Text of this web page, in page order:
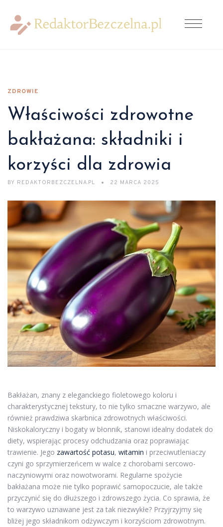
ZDROWIE
Właściwości zdrowotne
bakłażana: składniki i
korzyści dla zdrowia
BY REDAKTORBEZCZELNA.PL 22 MARCA 2025
Bakłażan, znany z eleganckiego fioletowego koloru i
charakterystycznej tekstury, to nie tylko smaczne warzywo, ale
również prawdziwa skarbnica zdrowotnych właściwości.
Niskokaloryczny i bogaty w błonnik, stanowi idealny dodatek do
diety, wspierając procesy odchudzania oraz poprawiając
trawienie. Jego zawartość potasu, witamin i przeciwutleniaczy
czyni go sprzymierzeńcem w walce z chorobami sercowo-
naczyniowymi oraz nowotworami. Regularne spożycie
bakłażana może nie tylko poprawić samopoczucie, ale także
przyczynić się do dłuższego i zdrowszego życia. Co sprawia, że
to warzywo uznawane jest za tak niezwykłe? Przyjrzyjmy się
bliżej jego składnikom odżywczym i korzyściom zdrowotnym.